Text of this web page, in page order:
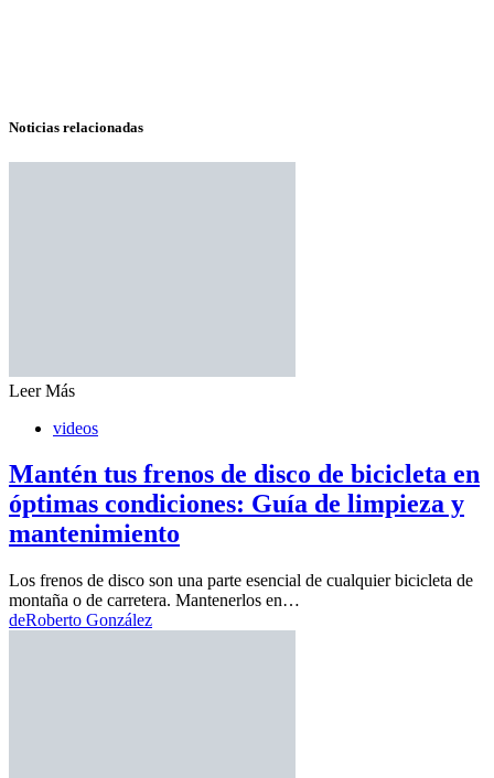
Noticias relacionadas
Leer Más
videos
Mantén tus frenos de disco de bicicleta en
óptimas condiciones: Guía de limpieza y
mantenimiento
Los frenos de disco son una parte esencial de cualquier bicicleta de
montaña o de carretera. Mantenerlos en…
deRoberto González